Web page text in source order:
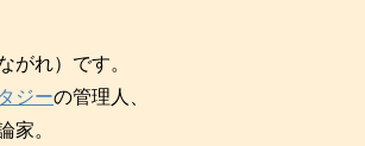
がれ）です。
ジーの管理人、
家。